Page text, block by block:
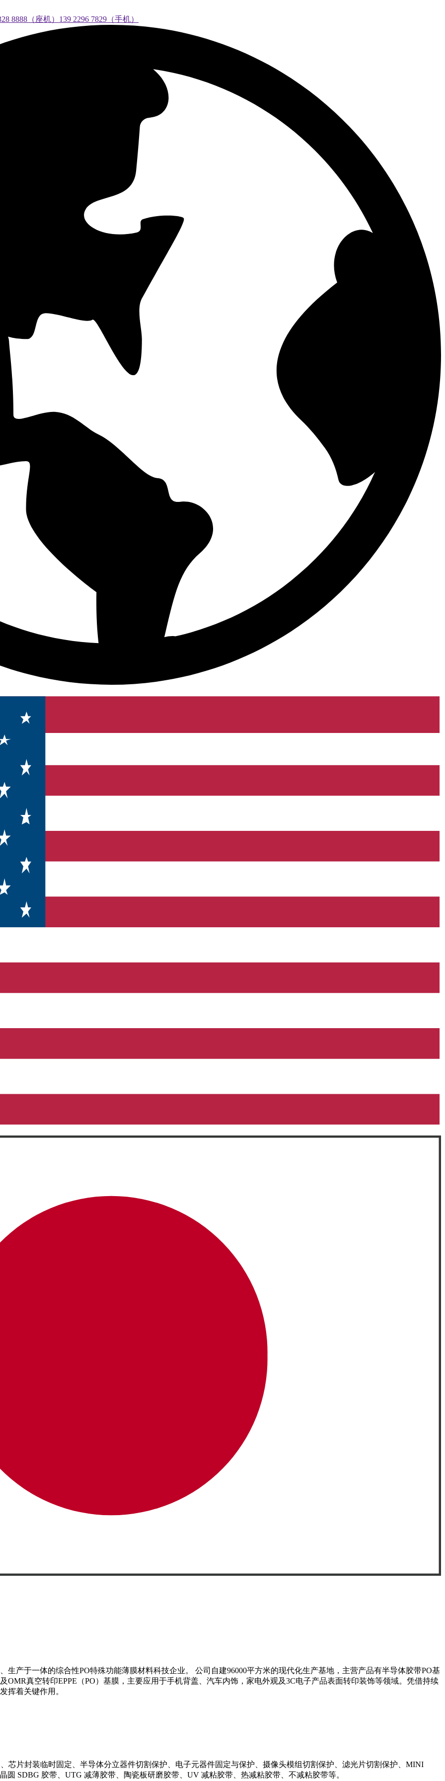
8888（座机）139 2296 7829（手机）
生产于一体的综合性PO特殊功能薄膜材料科技企业。 公司自建96000平方米的现代化生产基地，主营产品有半导体胶带PO基
OMR真空转印EPPE（PO）基膜，主要应用于手机背盖、汽车内饰，家电外观及3C电子产品表面转印装饰等领域。凭借持续
挥着关键作用。
芯片封装临时固定、半导体分立器件切割保护、电子元器件固定与保护、摄像头模组切割保护、滤光片切割保护、MINI
SDBG 胶带、UTG 减薄胶带、陶瓷板研磨胶带、UV 减粘胶带、热减粘胶带、不减粘胶带等。